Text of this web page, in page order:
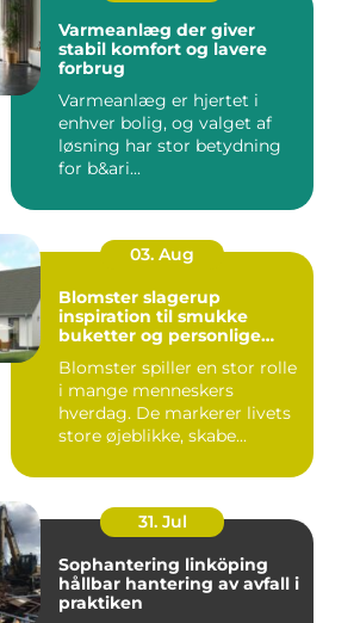
Varmeanlæg der giver
stabil komfort og lavere
forbrug
Varmeanlæg er hjertet i
enhver bolig, og valget af
løsning har stor betydning
for b&ari...
03. Aug
Blomster slagerup
inspiration til smukke
buketter og personlige
Blomster spiller en stor rolle
i mange menneskers
hverdag. De markerer livets
store øjeblikke, skabe...
31. Jul
Sophantering linköping
hållbar hantering av avfall i
praktiken